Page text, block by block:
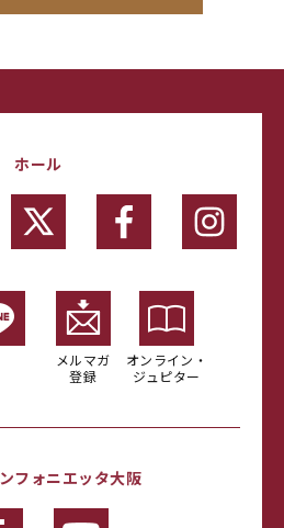
ホール
メルマガ
登録
オンライン・
ジュピター
フォニエッタ大阪